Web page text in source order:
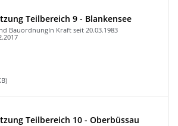
Teilbereich 9 - Blankensee
BauordnungIn Kraft seit 20.03.1983
Teilbereich 10 - Oberbüssau